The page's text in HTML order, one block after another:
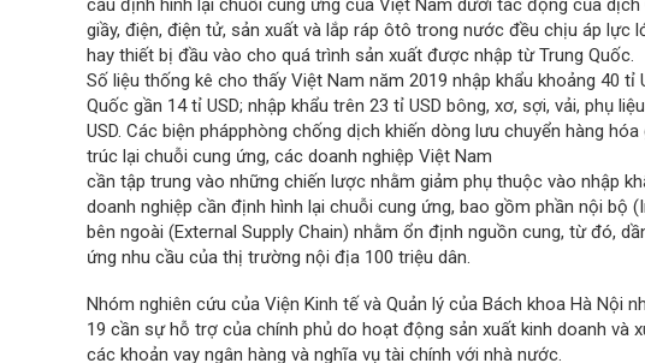
cầu định hình lại chuỗi cung ứng của Việt Nam dưới tác động của
giầy, điện, điện tử, sản xuất và lắp ráp ôtô trong nước đều chịu áp lực
hay thiết bị đầu vào cho quá trình sản xuất được nhập từ Trung Quốc.
Số liệu thống kê cho thấy Việt Nam năm 2019 nhập khẩu khoảng 40
Quốc gần 14 tỉ USD; nhập khẩu trên 23 tỉ USD bông, xơ, sợi, vải, phụ
USD. Các biện phápphòng chống dịch khiến dòng lưu chuyển hàng
trúc lại chuỗi cung ứng, các doanh nghiệp Việt Nam
cần tập trung vào những chiến lược nhằm giảm phụ thuộc vào nhập
doanh nghiệp cần định hình lại chuỗi cung ứng, bao gồm phần nội bộ
bên ngoài (External Supply Chain) nhằm ổn định nguồn cung, từ đó,
ứng nhu cầu của thị trường nội địa 100 triệu dân.
Nhóm nghiên cứu của Viện Kinh tế và Quản lý của Bách khoa Hà Nội
19 cần sự hỗ trợ của chính phủ do hoạt động sản xuất kinh doanh và
các khoản vay ngân hàng và nghĩa vụ tài chính với nhà nước.